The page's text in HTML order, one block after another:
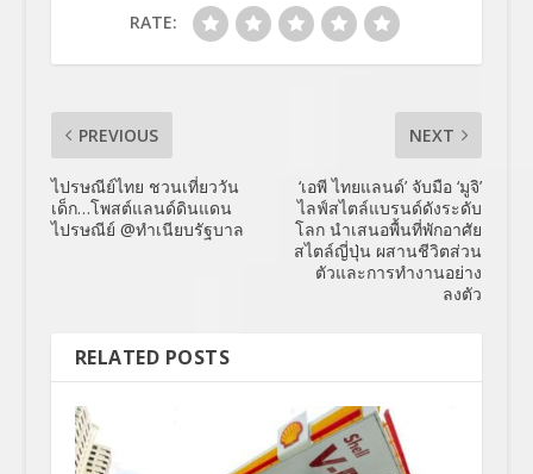
RATE:
PREVIOUS
ไปรษณีย์ไทย ชวนเที่ยววัน
เด็ก…โพสต์แลนด์ดินแดน
ไปรษณีย์ @ทำเนียบรัฐบาล
NEXT
‘เอพี ไทยแลนด์’ จับมือ ‘มูจิ’
ไลฟ์สไตล์แบรนด์ดังระดับ
โลก นำเสนอพื้นที่พักอาศัย
สไตล์ญี่ปุ่น ผสานชีวิตส่วน
ตัวและการทำงานอย่าง
ลงตัว
RELATED POSTS